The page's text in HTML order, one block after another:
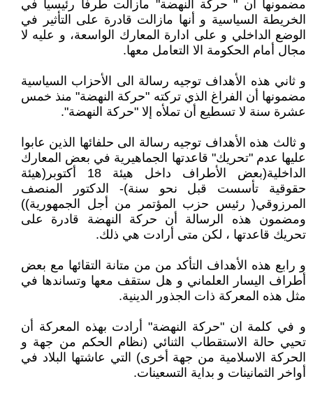
مضمونها أن " حركة النهضة" مازالت طرفا رئيسيا في
الخريطة السياسية و أنها مازالت قادرة على التأثير في
الوضع الداخلي و على ادارة المعارك الواسعة، و عليه لا
مجال أمام الحكومة الا التعامل معها.
و ثاني هذه الأهداف توجيه رسالة الى الأحزاب السياسية
مضمونها أن الفراغ الذي تركته "حركة النهضة" منذ خمس
عشرة سنة لا تسطيع أن تملأه إلا "حركة النهضة".
و ثالث هذه الأهداف توجيه رسالة الى حلفائها الذين عابوا
عليها عدم "تحريك" قاعدتها الجماهيرية في بعض المعارك
الداخلية(بعض الأطراف داخل هيئة 18 أكتوبر(هيئة
حقوقية تأسست قبل نحو سنة)- الدكتور المنصف
المرزوقي( رئيس حزب المؤتمر من أجل الجمهورية))
ومضمون هذه الرسالة أن حركة النهضة قادرة على
تحريك قاعدتها ، لكن متى أرادت هي ذلك.
و رابع هذه الأهداف التأكد من من متانة التقائها مع بعض
أطراف اليسار العلماني و هل ستقف معها وتساندها في
مثل هذه المعركة ذات الجذور الدينية.
و في كلمة ان "حركة النهضة" أرادت بهذه المعركة أن
تحيي حالة الاستقطاب الثنائي (نظام الحكم من جهة و
الحركة الاسلامية من جهة أخرى) التي عاشتها البلاد في
أواخر الثمانينات و بداية التسعينات.